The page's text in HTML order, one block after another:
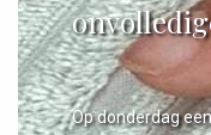
Op donderdag